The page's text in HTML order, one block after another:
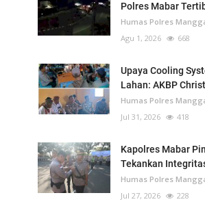
Polres Mabar
Humas Polres
Agu 1, 2026
668
Upaya Cooling
Lahan: AKBP
Humas Polres
Jul 31, 2026
418
Kapolres Mabar
Tekankan
Humas Polres
Jul 27, 2026
228